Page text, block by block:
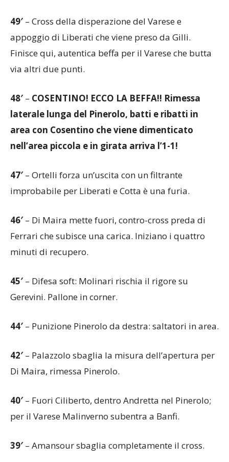
49′ – Cross della disperazione del Varese e
appoggio di Liberati che viene preso da Gilli.
Finisce qui, autentica beffa per il Varese che butta
via altri due punti.
48′ – COSENTINO! ECCO LA BEFFA!! Rimessa
laterale lunga del Pinerolo, batti e ribatti in
area con Cosentino che viene dimenticato
nell’area piccola e in girata arriva l’1-1!
47′ – Ortelli forza un’uscita con un filtrante
improbabile per Liberati e Cotta è una furia.
46′ – Di Maira mette fuori, contro-cross preda di
Ferrari che subisce una carica. Iniziano i quattro
minuti di recupero.
45′ – Difesa soft: Molinari rischia il rigore su
Gerevini. Pallone in corner.
44′ – Punizione Pinerolo da destra: saltatori in area.
42′ – Palazzolo sbaglia la misura dell’apertura per
Di Maira, rimessa Pinerolo.
40′ – Fuori Ciliberto, dentro Andretta nel Pinerolo;
per il Varese Malinverno subentra a Banfi.
39′ – Amansour sbaglia completamente il cross.